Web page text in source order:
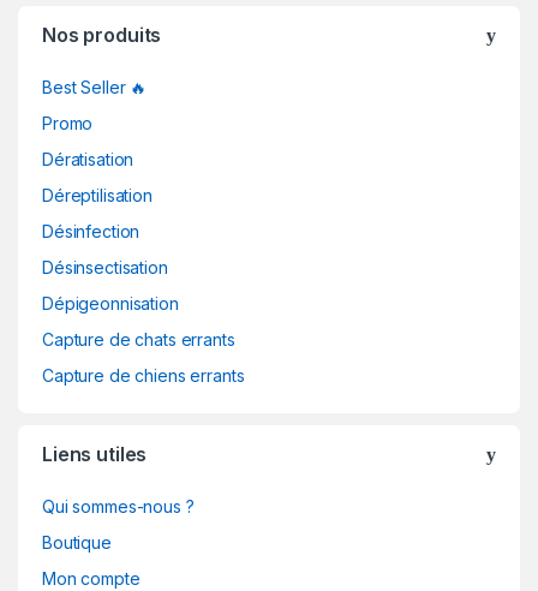
Nos produits
Best Seller 🔥
Promo
Dératisation
Déreptilisation
Désinfection
Désinsectisation
Dépigeonnisation
Capture de chats errants
Capture de chiens errants
Liens utiles
Qui sommes-nous ?
Boutique
Mon compte